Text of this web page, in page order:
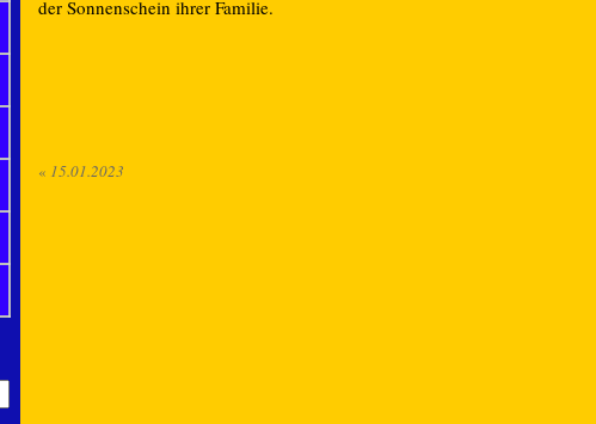
der Sonnenschein ihrer Familie.
« 15.01.2023